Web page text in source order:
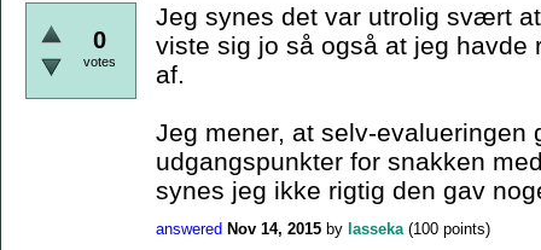
0
votes
Jeg synes det var utrolig svært
viste sig jo så også at jeg
af.
Jeg mener, at selv-evalueringen
udgangspunkter for snakken
synes jeg ikke rigtig den gav
answered Nov 14, 2015 by lasseka (100 points)